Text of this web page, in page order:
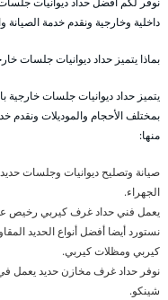
داخلية وخارجية ونقدم خدمة
بماذا يتميز حداد ديوانيات جلسات
يتميز حداد ديوانيات جلسات خارجية
بمختلف الأحجام والموديلات
منها:
صيانة وتصليح ديوانيات وجلسات
الجهراء.
يعمل فني حداد غرف كيربي رخيص
نستورد أيضا أفضل أنواع الحديد
كيربي ومظلات كيربي.
نوفر حداد غرف مخازن حديد يعمل
شينكو.